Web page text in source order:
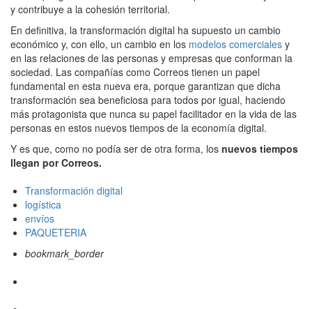
y contribuye a la cohesión territorial.
En definitiva, la transformación digital ha supuesto un cambio
económico y, con ello, un cambio en los modelos comerciales y
en las relaciones de las personas y empresas que conforman la
sociedad. Las compañías como Correos tienen un papel
fundamental en esta nueva era, porque garantizan que dicha
transformación sea beneficiosa para todos por igual, haciendo
más protagonista que nunca su papel facilitador en la vida de las
personas en estos nuevos tiempos de la economía digital.
Y es que, como no podía ser de otra forma, los nuevos tiempos
llegan por Correos.
Transformación digital
logística
envíos
PAQUETERIA
bookmark_border